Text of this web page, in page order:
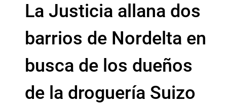
La Justicia allana dos
barrios de Nordelta en
busca de los dueños
de la droguería Suizo